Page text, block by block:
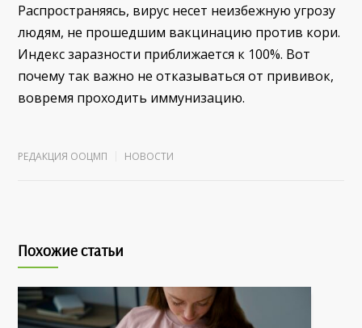
Распространяясь, вирус несет неизбежную угрозу
людям, не прошедшим вакцинацию против кори.
Индекс заразности приближается к 100%. Вот
почему так важно не отказываться от прививок,
вовремя проходить иммунизацию.
РЕДАКЦИЯ ООЦМП НОВОСТИ
Похожие статьи